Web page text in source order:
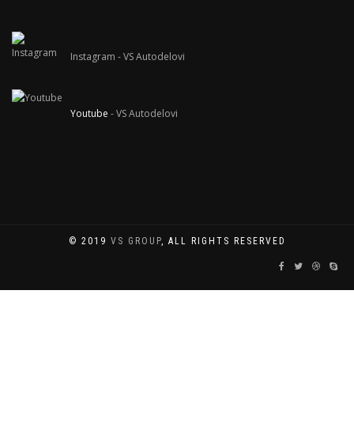
Instagram - VS Autodelovi
Youtube - VS Autodelovi
© 2019 VS GROUP, ALL RIGHTS RESERVED